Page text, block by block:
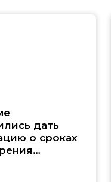
дать
о сроках